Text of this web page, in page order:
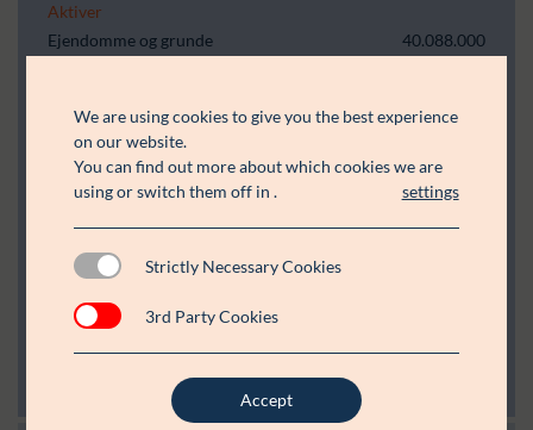
Aktiver
Ejendomme og grunde
40.088.000
Værdipapirer
388.082.000
Likvide beholdninger
Aktiver i alt 8.046.509.000
Passiver
Bevilgede ikke udbetalte uddelinger
We are using cookies to give you the best experience
on our website.
You can find out more about which cookies we are
using or switch them off in
settings
.
Strictly Necessary Cookies
3rd Party Cookies
Accept